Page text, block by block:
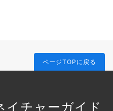
ページTOPに戻る
イチャーガイド